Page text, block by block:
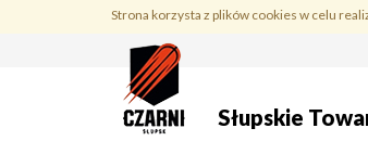
Strona korzysta z plików cookies w celu
Słupskie